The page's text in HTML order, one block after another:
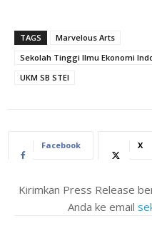
TAGS
Marvelous Arts
Sekolah Tinggi Ilmu Ekonomi
UKM SB STEI
Facebook X
Kirimkan Press Release
Anda ke email